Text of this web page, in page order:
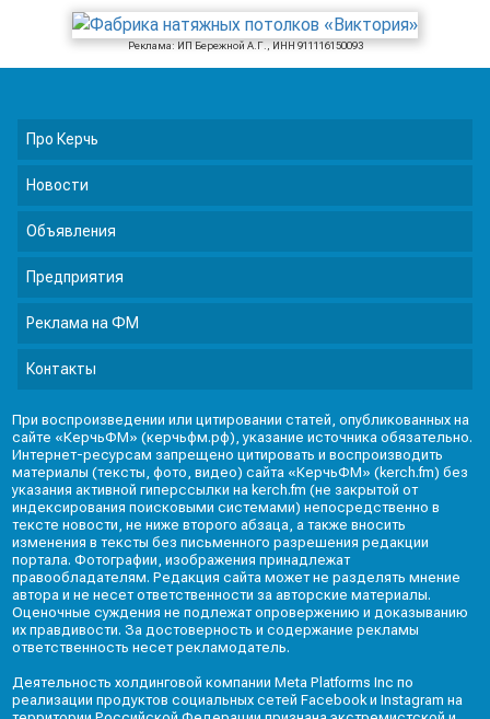
Реклама: ИП Бережной А.Г., ИНН 911116150093
Про Керчь
Новости
Объявления
Предприятия
Реклама на ФМ
Контакты
При воспроизведении или цитировании статей, опубликованных на
сайте «КерчьФМ» (керчьфм.рф), указание источника обязательно.
Интернет-ресурсам запрещено цитировать и воспроизводить
материалы (тексты, фото, видео) сайта «КерчьФМ» (kerch.fm) без
указания активной гиперссылки на kerch.fm (не закрытой от
индексирования поисковыми системами) непосредственно в
тексте новости, не ниже второго абзаца, а также вносить
изменения в тексты без письменного разрешения редакции
портала. Фотографии, изображения принадлежат
правообладателям. Редакция сайта может не разделять мнение
автора и не несет ответственности за авторские материалы.
Оценочные суждения не подлежат опровержению и доказыванию
их правдивости. За достоверность и содержание рекламы
ответственность несет рекламодатель.
Деятельность холдинговой компании Meta Platforms Inc по
реализации продуктов социальных сетей Facebook и Instagram на